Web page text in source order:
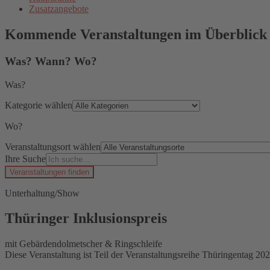
Zusatzangebote
Kommende Veranstaltungen im Überblick
Was? Wann? Wo?
Was?
Kategorie wählen
Wo?
Veranstaltungsort wählen
Ihre Suche
Veranstaltungen finden
Unterhaltung/Show
Thüringer Inklusionspreis
mit Gebärdendolmetscher & Ringschleife
Diese Veranstaltung ist Teil der Veranstaltungsreihe Thüringentag